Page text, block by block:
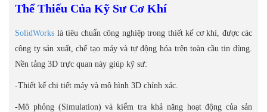
Thể Thiếu Của Kỹ Sư Cơ Khí
SolidWorks là tiêu chuẩn công nghiệp trong thiết kế cơ khí, được các
công ty sản xuất, chế tạo máy và tự động hóa trên toàn cầu tin dùng.
Nền tảng 3D trực quan này giúp kỹ sư:
-Thiết kế chi tiết máy và mô hình 3D chính xác.
-Mô phỏng (Simulation) và kiểm tra khả năng hoạt động của sản